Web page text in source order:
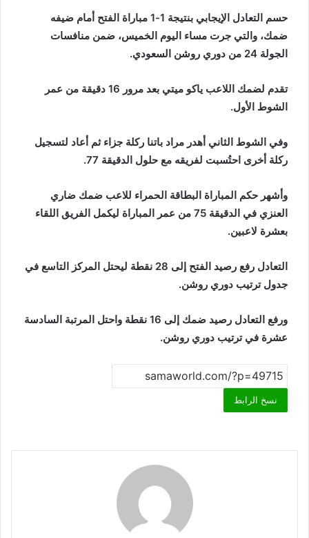
حسم التعادل الإيجابي بنتيجة 1-1 مباراة الفتح أمام ضيفه
ضمك، والتي جرت مساء اليوم الخميس، ضمن منافسات
الجولة 24 من دوري روشن السعودي.
تقدم لضمك اللاعب ياكو ميتي بعد مرور 16 دقيقة من عمر
الشوط الأول.
وفي الشوط الثاني أهدر مراد باتنا ركلة جزاء ثم أعاد لتسجيل
ركلة أخرى احتُسبت لفريقه مع حلول الدقيقة 77.
وأشهر حكم المباراة البطاقة الحمراء للاعب ضمك ضاري
العنزي في الدقيقة 75 من عمر المباراة ليكمل الفريق اللقاء
بعشرة لاعبين.
التعادل رفع رصيد الفتح إلى 28 نقطة ليحتل المركز التاسع في
جدول ترتيب دوري روشن.
ورفع التعادل رصيد ضمك إلى 16 نقطة واحتل المرتبة السادسة
عشرة في ترتيب دوري روشن.
نسخ الرابط